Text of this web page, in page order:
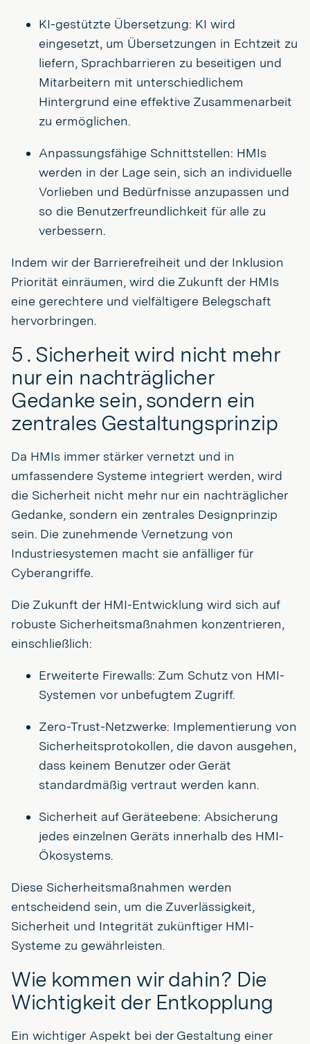
KI-gestützte Übersetzung: KI wird
eingesetzt, um Übersetzungen in Echtzeit zu
liefern, Sprachbarrieren zu beseitigen und
Mitarbeitern mit unterschiedlichem
Hintergrund eine effektive Zusammenarbeit
zu ermöglichen.
Anpassungsfähige Schnittstellen: HMIs
werden in der Lage sein, sich an individuelle
Vorlieben und Bedürfnisse anzupassen und
so die Benutzerfreundlichkeit für alle zu
verbessern.
Indem wir der Barrierefreiheit und der Inklusion
Priorität einräumen, wird die Zukunft der HMIs
eine gerechtere und vielfältigere Belegschaft
hervorbringen.
5 . Sicherheit wird nicht mehr
nur ein nachträglicher
Gedanke sein, sondern ein
zentrales Gestaltungsprinzip
Da HMIs immer stärker vernetzt und in
umfassendere Systeme integriert werden, wird
die Sicherheit nicht mehr nur ein nachträglicher
Gedanke, sondern ein zentrales Designprinzip
sein. Die zunehmende Vernetzung von
Industriesystemen macht sie anfälliger für
Cyberangriffe.
Die Zukunft der HMI-Entwicklung wird sich auf
robuste Sicherheitsmaßnahmen konzentrieren,
einschließlich:
Erweiterte Firewalls: Zum Schutz von HMI-
Systemen vor unbefugtem Zugriff.
Zero-Trust-Netzwerke: Implementierung von
Sicherheitsprotokollen, die davon ausgehen,
dass keinem Benutzer oder Gerät
standardmäßig vertraut werden kann.
Sicherheit auf Geräteebene: Absicherung
jedes einzelnen Geräts innerhalb des HMI-
Ökosystems.
Diese Sicherheitsmaßnahmen werden
entscheidend sein, um die Zuverlässigkeit,
Sicherheit und Integrität zukünftiger HMI-
Systeme zu gewährleisten.
Wie kommen wir dahin? Die
Wichtigkeit der Entkopplung
Ein wichtiger Aspekt bei der Gestaltung einer